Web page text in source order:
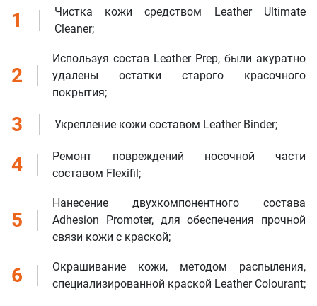
1
Чистка кожи средством Leather Ultimate
Cleaner;
2
Используя состав Leather Prep, были акуратно
удалены остатки старого красочного
покрытия;
3 Укрепление кожи составом Leather Binder;
4
Ремонт повреждений носочной части
составом Flexifil;
5
Нанесение двухкомпонентного состава
Adhesion Promoter, для обеспечения прочной
связи кожи с краской;
6
Окрашивание кожи, методом распыления,
специализированной краской Leather Colourant;